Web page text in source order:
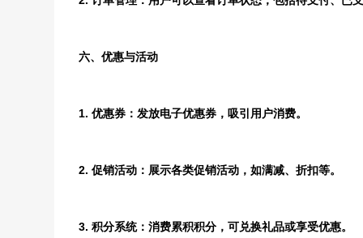
六、优惠与活动
1. 优惠券：发放电子优惠券，吸引用户消费。
2. 促销活动：展示各类促销活动，如满减、折扣等。
3. 积分系统：消费累积积分，可兑换礼品或享受优惠。